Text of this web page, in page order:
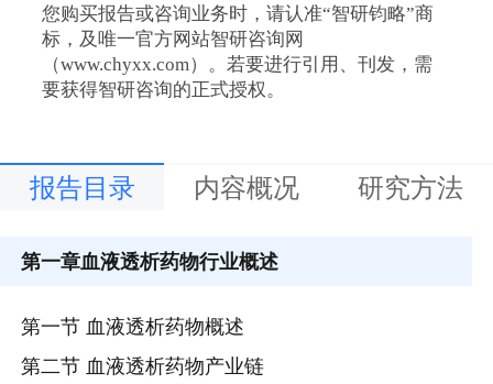
您购买报告或咨询业务时，请认准“智研钧略”商
标，及唯一官方网站智研咨询网
（www.chyxx.com）。若要进行引用、刊发，需
要获得智研咨询的正式授权。
报告目录 内容概况 研究方法
第一章血液透析药物行业概述
第一节 血液透析药物概述
第二节 血液透析药物产业链